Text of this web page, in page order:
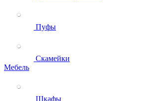
Пуфы
Скамейки
Мебель
Шкафы